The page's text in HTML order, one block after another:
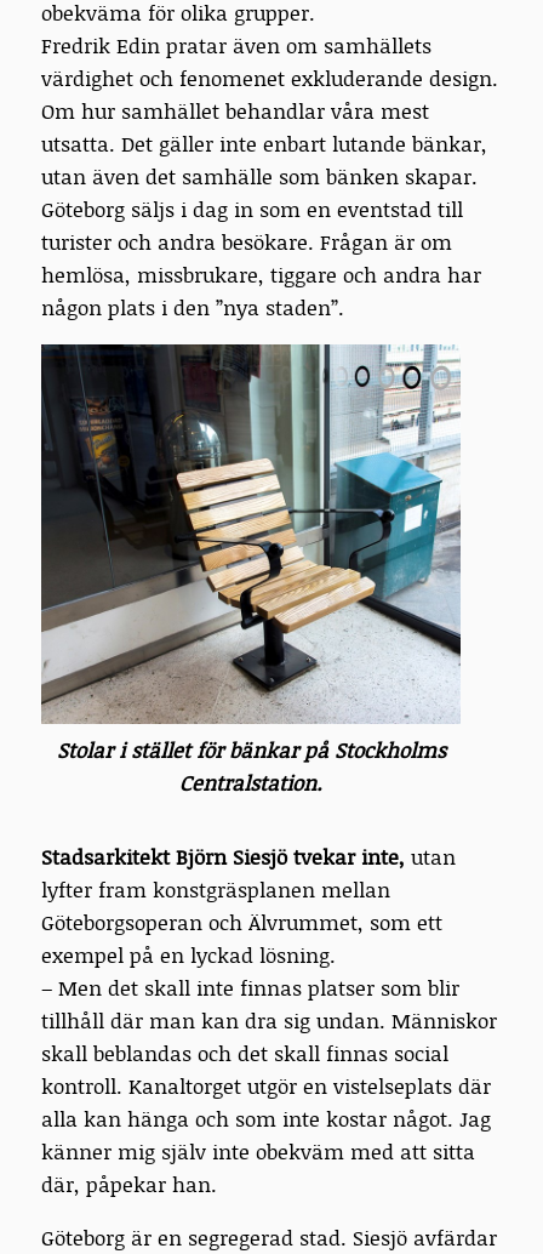
obekväma för olika grupper.
Fredrik Edin pratar även om samhällets
värdighet och fenomenet exkluderande design.
Om hur samhället behandlar våra mest
utsatta. Det gäller inte enbart lutande bänkar,
utan även det samhälle som bänken skapar.
Göteborg säljs i dag in som en eventstad till
turister och andra besökare. Frågan är om
hemlösa, missbrukare, tiggare och andra har
någon plats i den ”nya staden”.
Stolar i stället för bänkar på Stockholms
Centralstation.
Stadsarkitekt Björn Siesjö tvekar inte, utan
lyfter fram konstgräsplanen mellan
Göteborgsoperan och Älvrummet, som ett
exempel på en lyckad lösning.
– Men det skall inte finnas platser som blir
tillhåll där man kan dra sig undan. Människor
skall beblandas och det skall finnas social
kontroll. Kanaltorget utgör en vistelseplats där
alla kan hänga och som inte kostar något. Jag
känner mig själv inte obekväm med att sitta
där, påpekar han.
Göteborg är en segregerad stad. Siesjö avfärdar